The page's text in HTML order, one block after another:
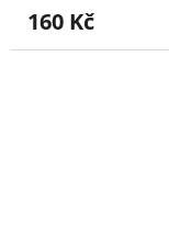
160 Kč